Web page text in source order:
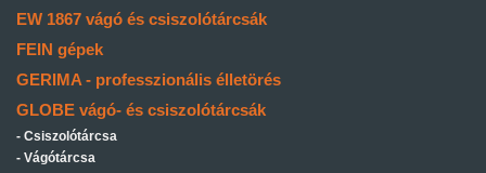
EW 1867 vágó és csiszolótárcsák
FEIN gépek
GERIMA - professzionális élletörés
GLOBE vágó- és csiszolótárcsák
Csiszolótárcsa
Vágótárcsa